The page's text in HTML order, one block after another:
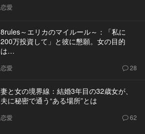
恋愛
8rules～エリカのマイルール～：「私に
200万投資して」と彼に懇願。女の目的
は…
恋愛 28
妻と女の境界線：結婚3年目の32歳女が、
夫に秘密で通う“ある場所”とは
恋愛 62